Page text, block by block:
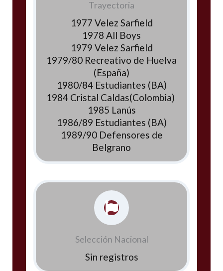
Trayectoria
1977 Velez Sarfield
1978 All Boys
1979 Velez Sarfield
1979/80 Recreativo de Huelva
(España)
1980/84 Estudiantes (BA)
1984 Cristal Caldas(Colombia)
1985 Lanús
1986/89 Estudiantes (BA)
1989/90 Defensores de
Belgrano
Selección Nacional
Sin registros